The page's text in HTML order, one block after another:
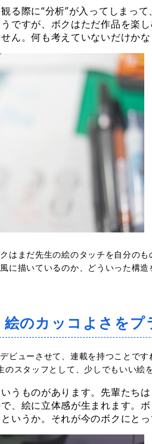
る際に“分析”が入ってしまっ
ですが、ボクはただ作品を楽
ん。何も考えていないだけかな
はまだ先生の絵のタッチを自分の
に描いているのか、どういった構
のカッコよさをプ
ビューさせて、連載を持つことで
スタッフとして、少しでもいい絵
うものがあります。先輩たち
、絵に立体感が生まれます。
いうか。それが今のボクにとっ